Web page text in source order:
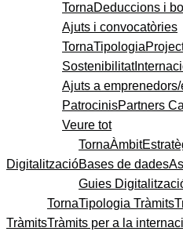
TornaDeduccions i
Ajuts i convocatòries
TornaTipologia
Sostenibilitat
Ajuts a
PatrocinisPartners
Veure tot
Digitalització
TornaÀmbit
Bases de dades
Guies
Tràmits
TornaTipologia Tràmits
Tràmits per a la